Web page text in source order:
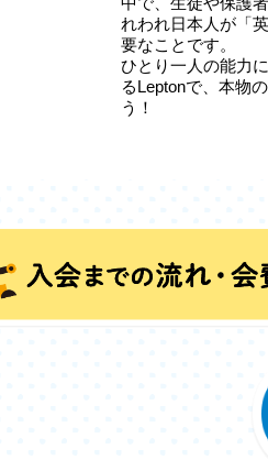
れわれ日本人が「
要なことです。
ひとり一人の能力
るLeptonで、本物
う！